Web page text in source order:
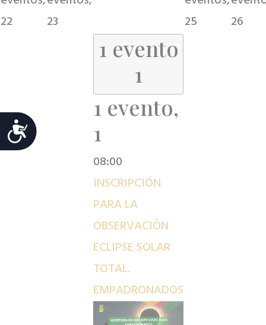
Accesibilidad
22
23
25
26
1 evento
1
1 evento,
1
08:00
INSCRIPCIÓN
PARA LA
OBSERVACIÓN
ECLIPSE SOLAR
TOTAL.
EMPADRONADOS